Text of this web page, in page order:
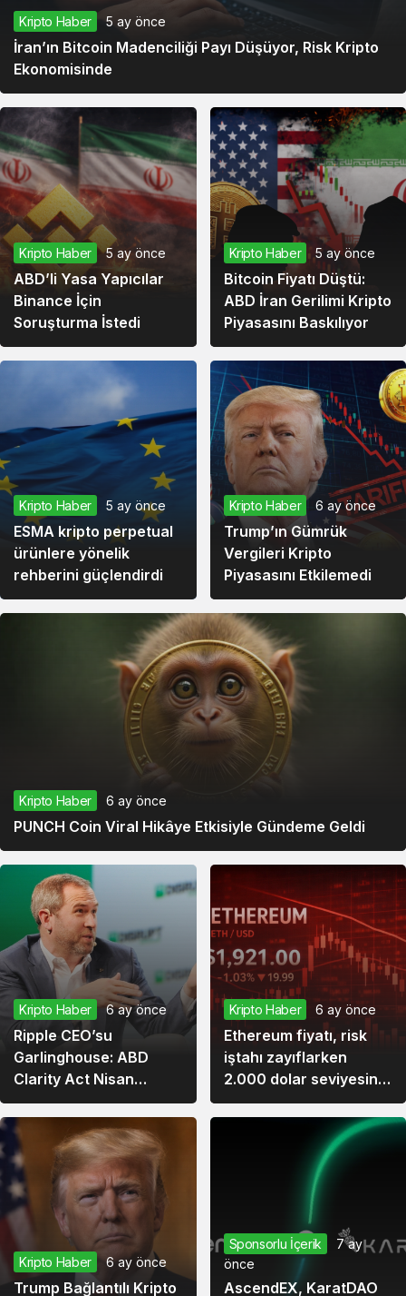
Kripto Haber 5 ay önce
İran’ın Bitcoin Madenciliği Payı Düşüyor, Risk Kripto
Ekonomisinde
Kripto Haber 5 ay önce
ABD’li Yasa Yapıcılar
Binance İçin
Soruşturma İstedi
Kripto Haber 5 ay önce
Bitcoin Fiyatı Düştü:
ABD İran Gerilimi Kripto
Piyasasını Baskılıyor
Kripto Haber 5 ay önce
ESMA kripto perpetual
ürünlere yönelik
rehberini güçlendirdi
Kripto Haber 6 ay önce
Trump’ın Gümrük
Vergileri Kripto
Piyasasını Etkilemedi
Kripto Haber 6 ay önce
PUNCH Coin Viral Hikâye Etkisiyle Gündeme Geldi
Kripto Haber 6 ay önce
Ripple CEO’su
Garlinghouse: ABD
Clarity Act Nisan
Sonuna Kadar
Yasalaşabilir
Kripto Haber 6 ay önce
Ethereum fiyatı, risk
iştahı zayıflarken
2.000 dolar seviyesini
test ediyor
Kripto Haber 6 ay önce
Trump Bağlantılı Kripto
Sponsorlu İçerik
7 ay
önce
AscendEX, KaratDAO